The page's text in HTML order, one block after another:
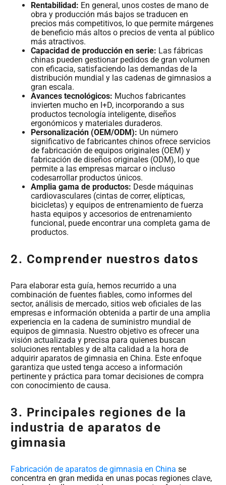
Rentabilidad: En general, unos costes de mano de
obra y producción más bajos se traducen en
precios más competitivos, lo que permite márgenes
de beneficio más altos o precios de venta al público
más atractivos.
Capacidad de producción en serie: Las fábricas
chinas pueden gestionar pedidos de gran volumen
con eficacia, satisfaciendo las demandas de la
distribución mundial y las cadenas de gimnasios a
gran escala.
Avances tecnológicos: Muchos fabricantes
invierten mucho en I+D, incorporando a sus
productos tecnología inteligente, diseños
ergonómicos y materiales duraderos.
Personalización (OEM/ODM): Un número
significativo de fabricantes chinos ofrece servicios
de fabricación de equipos originales (OEM) y
fabricación de diseños originales (ODM), lo que
permite a las empresas marcar o incluso
codesarrollar productos únicos.
Amplia gama de productos: Desde máquinas
cardiovasculares (cintas de correr, elípticas,
bicicletas) y equipos de entrenamiento de fuerza
hasta equipos y accesorios de entrenamiento
funcional, puede encontrar una completa gama de
productos.
2. Comprender nuestros datos
Para elaborar esta guía, hemos recurrido a una
combinación de fuentes fiables, como informes del
sector, análisis de mercado, sitios web oficiales de las
empresas e información obtenida a partir de una amplia
experiencia en la cadena de suministro mundial de
equipos de gimnasia. Nuestro objetivo es ofrecer una
visión actualizada y precisa para quienes buscan
soluciones rentables y de alta calidad a la hora de
adquirir aparatos de gimnasia en China. Este enfoque
garantiza que usted tenga acceso a información
pertinente y práctica para tomar decisiones de compra
con conocimiento de causa.
3. Principales regiones de la
industria de aparatos de
gimnasia
Fabricación de aparatos de gimnasia en China se
concentra en gran medida en unas pocas regiones clave,